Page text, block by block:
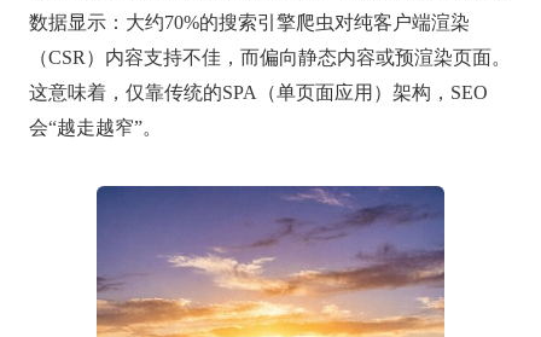
数据显示：大约70%的搜索引擎爬虫对纯客户端渲染
（CSR）内容支持不佳，而偏向静态内容或预渲染页面。
这意味着，仅靠传统的SPA（单页面应用）架构，SEO
会“越走越窄”。